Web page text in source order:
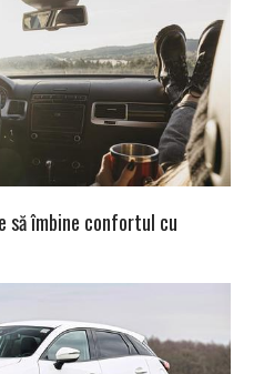
să îmbine confortul cu